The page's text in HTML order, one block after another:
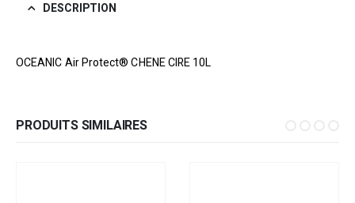
DESCRIPTION
OCEANIC Air Protect® CHENE CIRE 10L
PRODUITS SIMILAIRES